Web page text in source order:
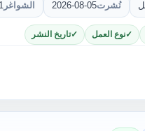
نُشرت2026-08-05 الشواغر 1
نوع العمل تاريخ النشر